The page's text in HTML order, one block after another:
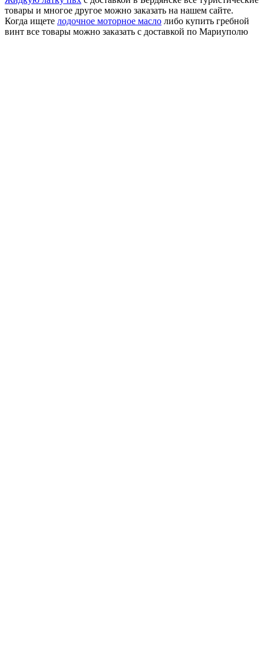
товары и многое другое можно заказать на нашем сайте.
Когда ищете лодочное моторное масло либо купить гребной
винт все товары можно заказать с доставкой по Мариуполю